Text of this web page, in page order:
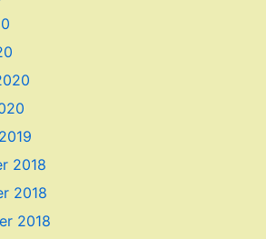
2018
2018
2018